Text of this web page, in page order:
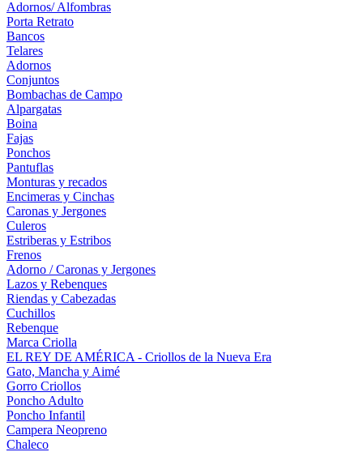
Adornos/ Alfombras
Porta Retrato
Bancos
Telares
Adornos
Conjuntos
Bombachas de Campo
Alpargatas
Boina
Fajas
Ponchos
Pantuflas
Monturas y recados
Encimeras y Cinchas
Caronas y Jergones
Culeros
Estriberas y Estribos
Frenos
Adorno / Caronas y Jergones
Lazos y Rebenques
Riendas y Cabezadas
Cuchillos
Rebenque
Marca Criolla
EL REY DE AMÉRICA - Criollos de la Nueva Era
Gato, Mancha y Aimé
Gorro Criollos
Poncho Adulto
Poncho Infantil
Campera Neopreno
Chaleco